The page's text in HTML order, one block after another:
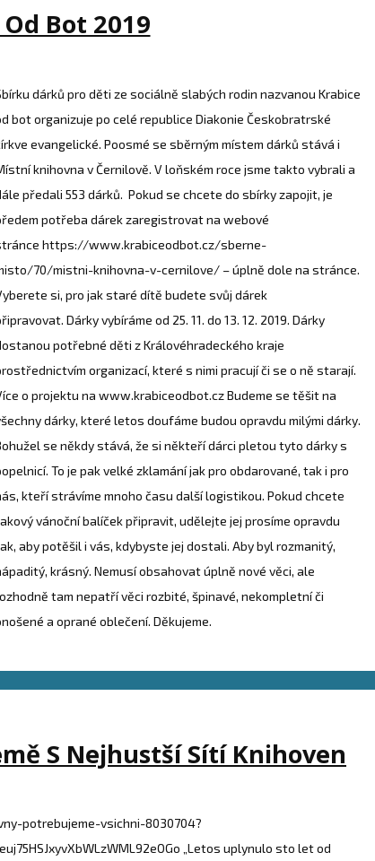
Bot 2019
dárků pro děti ze sociálně slabých rodin nazvanou Krabice
bot organizuje po celé republice Diakonie Českobratrské
evangelické. Poosmé se sběrným místem dárků stává i
knihovna v Černilově. V loňském roce jsme takto vybrali a
předali 553 dárků. Pokud se chcete do sbírky zapojit, je
potřeba dárek zaregistrovat na webové
https://www.krabiceodbot.cz/sberne-
70/mistni-knihovna-v-cernilove/ – úplně dole na stránce.
si, pro jak staré dítě budete svůj dárek
Dárky vybíráme od 25. 11. do 13. 12. 2019. Dárky
potřebné děti z Královéhradeckého kraje
organizací, které s nimi pracují či se o ně starají.
o projektu na www.krabiceodbot.cz Budeme se těšit na
dárky, které letos doufáme budou opravdu milými dárky.
se někdy stává, že si někteří dárci pletou tyto dárky s
To je pak velké zklamání jak pro obdarované, tak i pro
kteří strávíme mnoho času další logistikou. Pokud chcete
vánoční balíček připravit, udělejte jej prosíme opravdu
aby potěšil i vás, kdybyste jej dostali. Aby byl rozmanitý,
krásný. Nemusí obsahovat úplně nové věci, ale
tam nepatří věci rozbité, špinavé, nekompletní či
a oprané oblečení. Děkujeme.
S Nejhustší Sítí Knihoven
potrebujeme-vsichni-8030704?
„Letos uplynulo sto let od